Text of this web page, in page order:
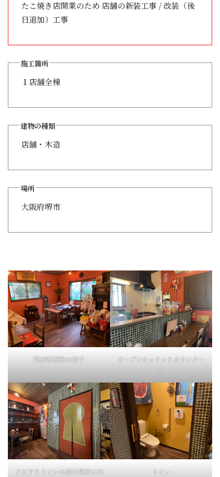
たこ焼き店開業のため 店舗の新装工事 / 改装（後
日追加）工事
施工箇所
１店舗全棟
建物の種類
店舗・木造
場所
大阪府堺市
開店準備後の様子
オープンキッチンとカウンター
席
フロアとトイレの扉の境目にの
トイレ